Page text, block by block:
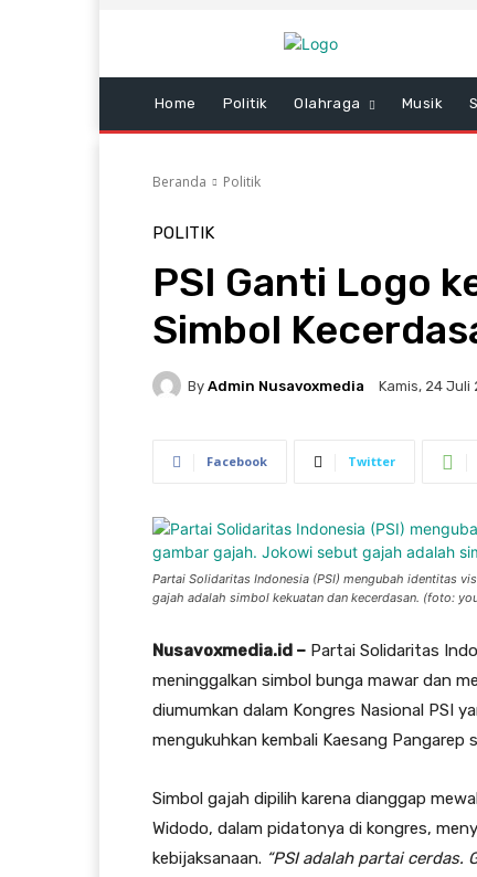
Home Politik Olahraga Musik
Beranda Politik
POLITIK
PSI Ganti Logo
Simbol
By Admin Nusavoxmedia Kamis, 24 Juli
Facebook Twitter
Partai Solidaritas Indonesia (PSI) mengubah identitas
gajah adalah simbol kekuatan dan kecerdasan. (foto:
Nusavoxmedia.id – Partai Solidaritas
meninggalkan simbol bunga mawar dan
diumumkan dalam Kongres Nasional PSI
mengukuhkan kembali Kaesang Pangarep
Simbol gajah dipilih karena dianggap
Widodo, dalam pidatonya di kongres,
kebijaksanaan. “PSI adalah partai